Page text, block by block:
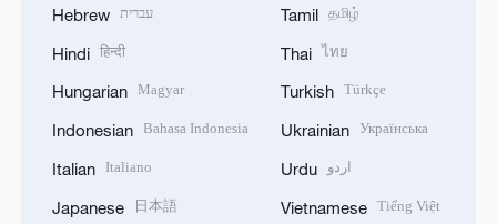
Hebrew עברית
Hindi हिन्दी
Hungarian Magyar
Indonesian Bahasa Indonesia
Italian Italiano
Japanese 日本語
Tamil தமிழ்
Thai ไทย
Turkish Türkçe
Ukrainian Українська
Urdu اردو
Vietnamese Tiếng Việt